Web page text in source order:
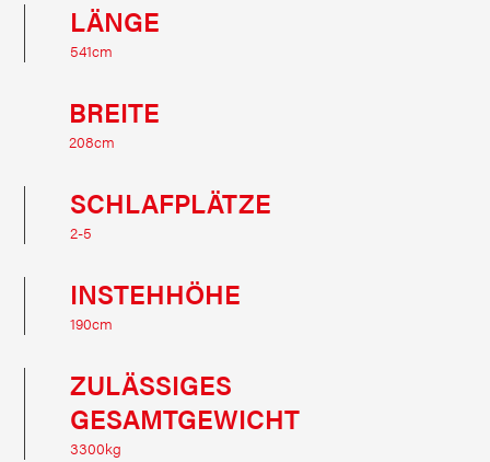
LÄNGE
541cm
BREITE
208cm
SCHLAFPLÄTZE
2-5
INSTEHHÖHE
190cm
ZULÄSSIGES
GESAMTGEWICHT
3300kg